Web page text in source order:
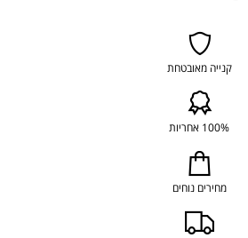
קנייה מאובטחת
100% אחריות
מחירים נוחים